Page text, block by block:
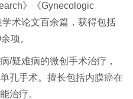
》《Gynecologic
术论文百余篇，获得包括
项。
/疑难病的微创手术治疗，
孔手术。擅长包括内膜癌在
治疗。